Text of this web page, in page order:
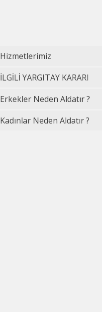
Hizmetlerimiz
İLGİLİ YARGITAY KARARI
Erkekler Neden Aldatır ?
Kadınlar Neden Aldatır ?